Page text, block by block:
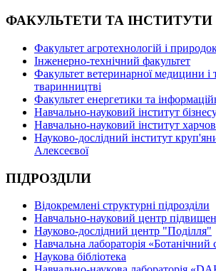
ФАКУЛЬТЕТИ ТА ІНСТИТУТИ
Факультет агротехнологій і
Інженерно-технічний факультет
Факультет ветеринарної медицини і
тваринництві
Факультет енергетики та
Навчально-науковий інститут
Навчально-науковий інститут
Науково-дослідний інститут
Алексеєвої
ПІДРОЗДІЛИ
Відокремлені структурні підрозділи
Навчально-науковий центр
Науково-дослідний центр "Поділля"
Навчальна лабораторія «Ботанічний
Наукова бібліотека